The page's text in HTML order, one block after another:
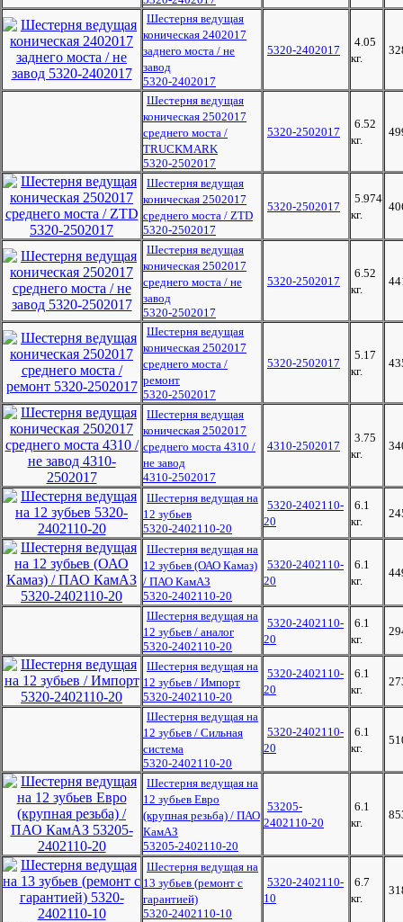
Шестерня ведущая
коническая 2402017
заднего моста / не
завод
5320-2402017
5320-2402017
4.05
кг.
Шестерня ведущая
коническая 2502017
среднего моста /
TRUCKMARK
5320-2502017
5320-2502017
6.52
кг.
Шестерня ведущая
коническая 2502017
среднего моста / ZTD
5320-2502017
5320-2502017
5.974
кг.
Шестерня ведущая
коническая 2502017
среднего моста / не
завод
5320-2502017
5320-2502017
6.52
кг.
Шестерня ведущая
коническая 2502017
среднего моста /
ремонт
5320-2502017
5320-2502017
5.17
кг.
Шестерня ведущая
коническая 2502017
среднего моста 4310 /
не завод
4310-2502017
4310-2502017
3.75
кг.
Шестерня ведущая на
12 зубьев
5320-2402110-20
5320-2402110-
20
6.1
кг.
Шестерня ведущая на
12 зубьев (ОАО Камаз)
/ ПАО КамАЗ
5320-2402110-20
5320-2402110-
20
6.1
кг.
Шестерня ведущая на
12 зубьев / аналог
5320-2402110-20
5320-2402110-
20
6.1
кг.
Шестерня ведущая на
12 зубьев / Импорт
5320-2402110-20
5320-2402110-
20
6.1
кг.
Шестерня ведущая на
12 зубьев / Сильная
система
5320-2402110-20
5320-2402110-
20
6.1
кг.
Шестерня ведущая на
12 зубьев Евро
(крупная резьба) / ПАО
КамАЗ
53205-2402110-20
53205-
2402110-20
6.1
кг.
Шестерня ведущая на
13 зубьев (ремонт с
гарантией)
5320-2402110-10
5320-2402110-
10
6.7
кг.